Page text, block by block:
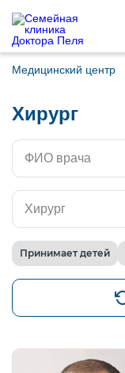
Медицинский центр
Хирург
Хирург
Принимает детей